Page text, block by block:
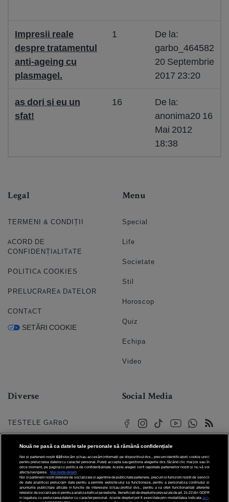
Impresii reale
despre tratamentul
anti-ageing cu
plasmagel.
1
De la:
garbo_464582
20 Septembrie
2017 23:20
as dori si eu un
sfat!
16
De la:
anonima20 16
Mai 2012
18:38
Legal
TERMENI & CONDIȚII
ACORD DE
CONFIDENȚIALITATE
POLITICA COOKIES
PRELUCRAREA DATELOR
CONTACT
SETĂRI COOKIE
Menu
Special
Life
Societate
Stil
Horoscop
Quiz
Echipa
Video
Diverse
TESTELE GARBO
HOROSCOP
HOROSCOPUL IUBIRII
FORUMURI
Social Media
© 2026 Internet Corp SRL
Toate drepturile rezervate
Nouă ne pasă ca datele tale personale să rămână confidențiale
Noi și partenerii noștri 610stocăm și/sau accesăm informații pe dispozitivul dvs., precum identificatorii cookie unici
pentru prelucrarea datelor cu caracter personal. Puteți accepta sau gestiona alegerile dvs. făcând clic mai jos sau în
orice moment, pe pagina cu politica de confidențialitate. Aceste alegeri vor fi raportate partenerilor noștri și nu vă vor
afecta navigarea.
Mai multe detalii
Noi si partenerii nostri (retelele de socializare si agentiile de publicitate partenere, precum si furnizorii nostri de servicii
de date analitice) prelucram date pentru a permite website-ului sa functioneze, pentru a personaliza continutul si
anunturile publicitare afisate in functie de interesele si/sau profilul dvs., pentru a va oferi functionalitati aferente
retelelor de socializare si pentru a analiza traficul pe website. Beneficiati de drepturile prevazute de art. 15-22 din GDPR
in legatura cu prelucrarea datelor cu caracter personal. Aceste drepturi pot fi exercitate prin modalitatea indicata aici